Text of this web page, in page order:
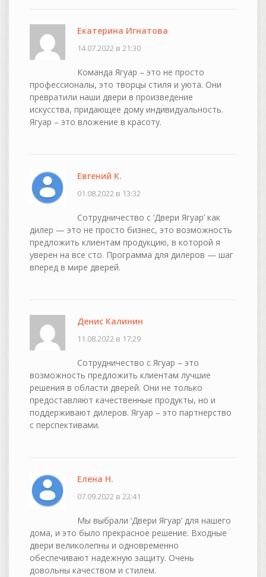
Екатерина Игнатова
14.07.2022 в 21:30
Команда Ягуар – это не просто
профессионалы, это творцы стиля и уюта. Они
превратили наши двери в произведение
искусства, придающее дому индивидуальность.
Ягуар – это вложение в красоту.
Евгений К.
01.08.2022 в 13:32
Сотрудничество с ‘Двери Ягуар’ как
дилер — это не просто бизнес, это возможность
предложить клиентам продукцию, в которой я
уверен на все сто. Программа для дилеров — шаг
вперед в мире дверей.
Денис Калинин
11.08.2022 в 17:29
Сотрудничество с Ягуар – это
возможность предложить клиентам лучшие
решения в области дверей. Они не только
предоставляют качественные продукты, но и
поддерживают дилеров. Ягуар – это партнерство
с перспективами.
Елена Н.
07.09.2022 в 22:41
Мы выбрали ‘Двери Ягуар’ для нашего
дома, и это было прекрасное решение. Входные
двери великолепны и одновременно
обеспечивают надежную защиту. Очень
довольны качеством и стилем.